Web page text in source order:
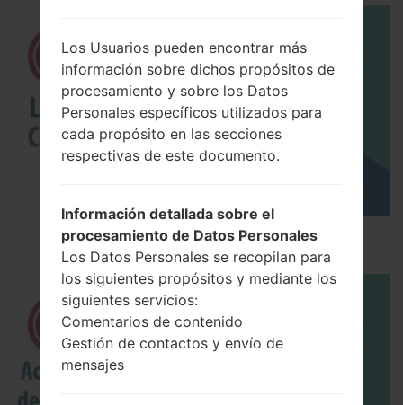
Los 5 principales Códigos Secretos para LG!
Los Usuarios pueden encontrar más
información sobre dichos propósitos de
procesamiento y sobre los Datos
Personales específicos utilizados para
cada propósito en las secciones
respectivas de este documento.
Información detallada sobre el
procesamiento de Datos Personales
Los Datos Personales se recopilan para
los siguientes propósitos y mediante los
siguientes servicios:
Comentarios de contenido
Gestión de contactos y envío de
mensajes